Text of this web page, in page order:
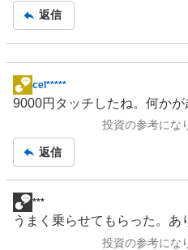
返信
掲
示
事
cel*****
9000円タッチしたね。何かが
投資の参考にな
返信
掲
示
***
うまく乗らせてもらった。あ
投資の参考にな